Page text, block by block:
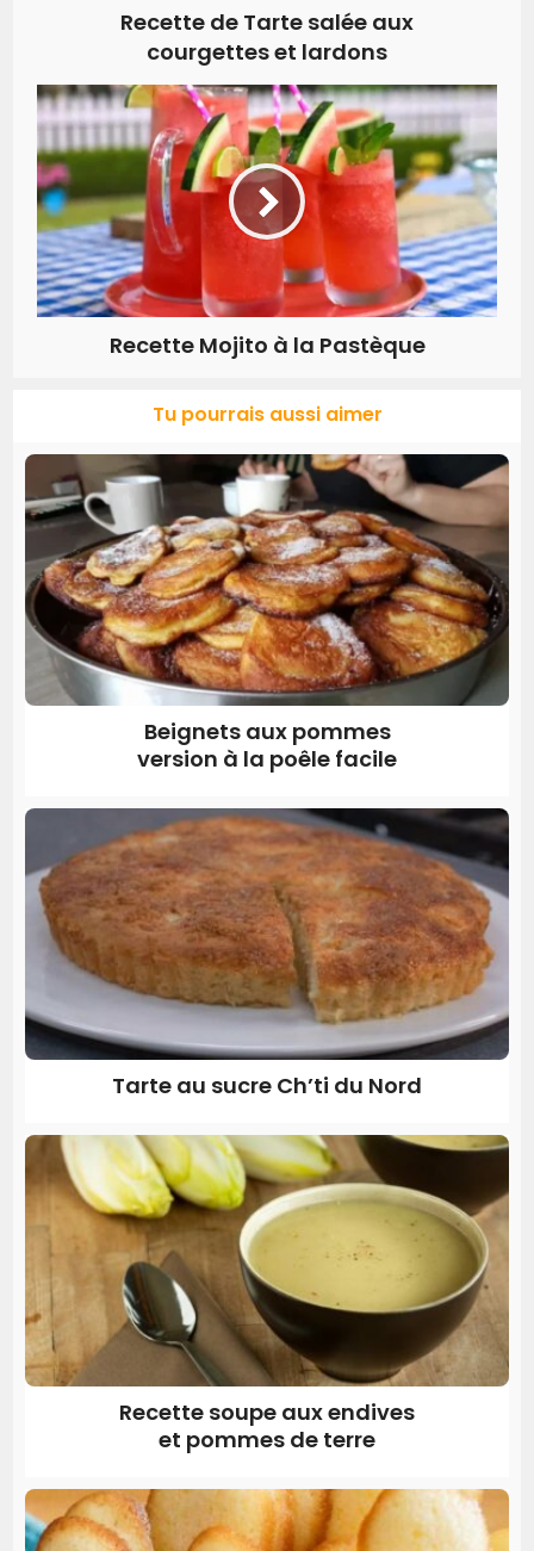
Recette de Tarte salée aux
courgettes et lardons
Recette Mojito à la Pastèque
Tu pourrais aussi aimer
Beignets aux pommes
version à la poêle facile
Tarte au sucre Ch’ti du Nord
Recette soupe aux endives
et pommes de terre